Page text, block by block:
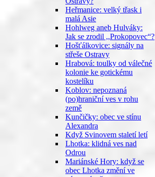
Heřmanice: velký třask i
malá Asie
Hohlweg aneb Hulváky:
Jak se zrodil ,,Prokopovec“?
Hošťálkovice: signály na
střeše Ostravy
Hrabová: toulky od válečné
kolonie ke gotickému
kostelíku
Koblov: nepoznaná
(po)hraniční ves v rohu
země
Kunčičky: obec ve stínu
Alexandra
Když Svinovem staletí letí
Lhotka: klidná ves nad
Odrou
Mariánské Hory: když se
obec Lhotka změní ve